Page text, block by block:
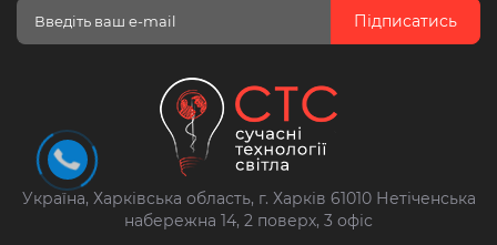
Підписатись
Україна, Харківська область, г. Харків 61010 Нетіченська
набережна 14, 2 поверх, 3 офіс